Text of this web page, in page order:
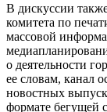
В дискуссии
комитета по
массовой
о деятельности
ее словам, канал
новостных
формате бегущей